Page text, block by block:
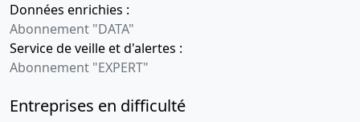
Données enrichies :
Abonnement "DATA"
Service de veille et d'alertes :
Abonnement "EXPERT"
Entreprises en difficulté